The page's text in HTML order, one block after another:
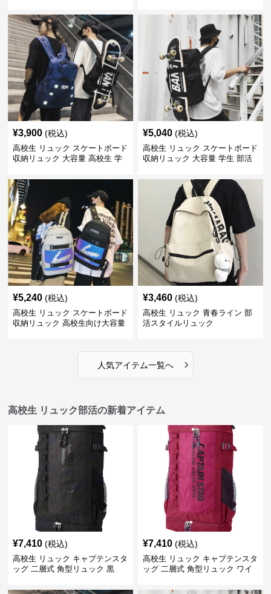
¥3,900 (税込)
高校生 リュック スケートボード
収納リュック 大容量 高校生 学
¥5,040 (税込)
高校生 リュック スケートボード
収納リュック 大容量 学生 部活
¥5,240 (税込)
高校生 リュック スケートボード
収納リュック 高校生向け大容量
¥3,460 (税込)
高校生 リュック 青春ライン 部
活スタイルリュック
人気アイテム一覧へ ›
高校生 リュック部活の新着アイテム
¥7,410 (税込)
高校生 リュック キャプテンスタ
ッグ 二層式 角型リュック 黒
¥7,410 (税込)
高校生 リュック キャプテンスタ
ッグ 二層式 角型リュック ワイ